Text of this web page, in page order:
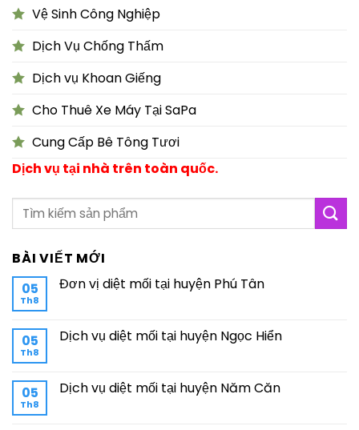
Vệ Sinh Công Nghiệp
Dịch Vụ Chống Thấm
Dịch vụ Khoan Giếng
Cho Thuê Xe Máy Tại SaPa
Cung Cấp Bê Tông Tươi
Dịch vụ tại nhà trên toàn quốc.
BÀI VIẾT MỚI
05
Th8
Đơn vị diệt mối tại huyện Phú Tân
05
Th8
Dịch vụ diệt mối tại huyện Ngọc Hiển
05
Th8
Dịch vụ diệt mối tại huyện Năm Căn